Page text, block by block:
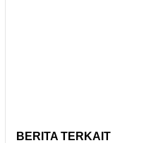
BERITA TERKAIT